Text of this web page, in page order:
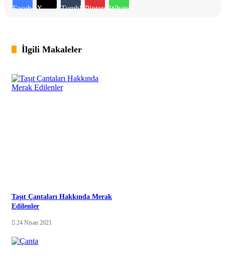
Facebook
X Tumblr PinterestWhatsApp
İlgili Makaleler
Taşıt Çantaları Hakkında Merak
Edilenler
24 Nisan 2021